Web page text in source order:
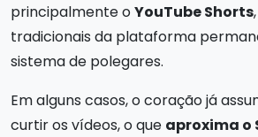
principalmente oYouTube Shorts
tradicionais da plataforma
sistema de polegares.
Em alguns casos, o coração já
curtir os vídeos, o que aproxima o